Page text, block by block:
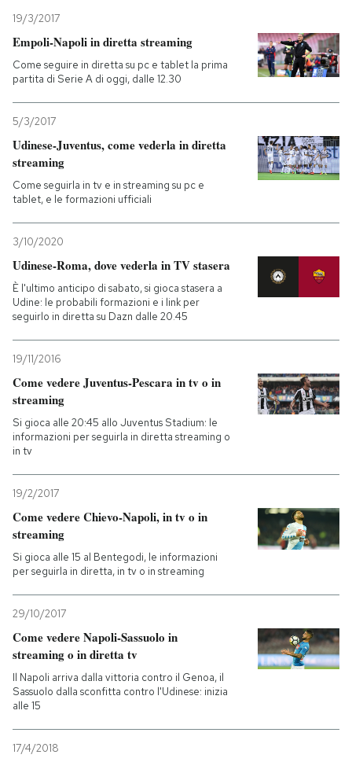
19/3/2017
Empoli-Napoli in diretta streaming
Come seguire in diretta su pc e tablet la prima
partita di Serie A di oggi, dalle 12.30
5/3/2017
Udinese-Juventus, come vederla in diretta
streaming
Come seguirla in tv e in streaming su pc e
tablet, e le formazioni ufficiali
3/10/2020
Udinese-Roma, dove vederla in TV stasera
È l'ultimo anticipo di sabato, si gioca stasera a
Udine: le probabili formazioni e i link per
seguirlo in diretta su Dazn dalle 20.45
19/11/2016
Come vedere Juventus-Pescara in tv o in
streaming
Si gioca alle 20:45 allo Juventus Stadium: le
informazioni per seguirla in diretta streaming o
in tv
19/2/2017
Come vedere Chievo-Napoli, in tv o in
streaming
Si gioca alle 15 al Bentegodi, le informazioni
per seguirla in diretta, in tv o in streaming
29/10/2017
Come vedere Napoli-Sassuolo in
streaming o in diretta tv
Il Napoli arriva dalla vittoria contro il Genoa, il
Sassuolo dalla sconfitta contro l'Udinese: inizia
alle 15
17/4/2018